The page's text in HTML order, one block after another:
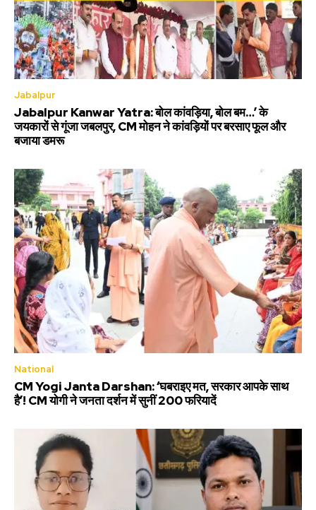
Jabalpur
Jabalpur Kanwar Yatra: बोल कांवड़िया, बोल बम…’ के
जयकारों से गूंजा जबलपुर, CM मोहन ने कांवड़ियों पर बरसाए फूल और
बजाया डमरू
National
CM Yogi Janta Darshan: ‘घबराइए मत, सरकार आपके साथ
है’! CM योगी ने जनता दर्शन में सुनीं 200 फरियादें